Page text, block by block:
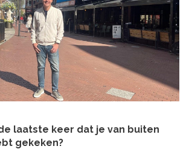
laatste keer dat je van buiten
gekeken?